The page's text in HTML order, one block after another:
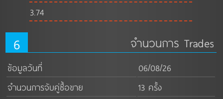
3.74
6 จำนวนการ Trades
ข้อมูลวันที่
06/08/26
จำนวนการจับคู่ซื้อขาย
13 ครั้ง